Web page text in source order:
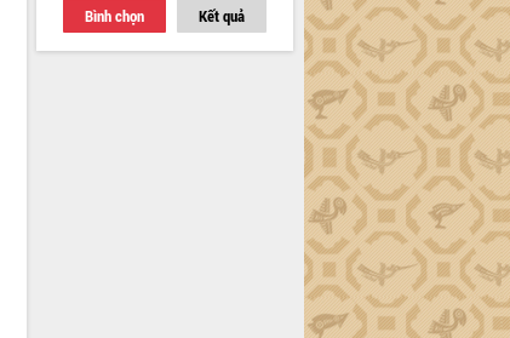
Bình chọn Kết quả